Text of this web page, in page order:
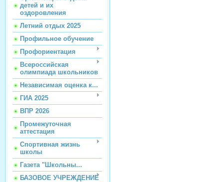
детей и их
оздоровления
Летний отдых 2025
Профильное обучение
Профориентация
Всероссийская
олимпиада школьников
Независимая оценка к...
ГИА 2025
ВПР 2026
Промежуточная
аттестация
Спортивная жизнь
школы
Газета "Школьны...
БАЗОВОЕ УЧРЕЖДЕНИЕ